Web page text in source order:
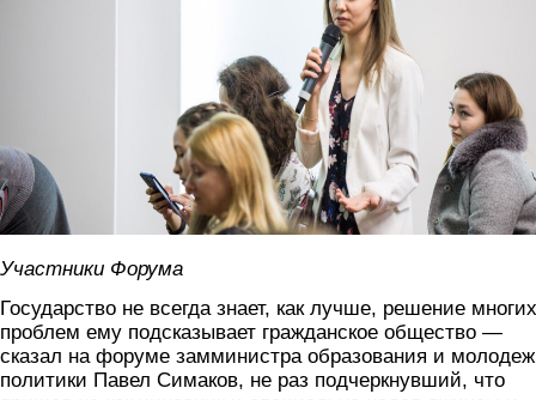
Участники Форума
Государство не всегда знает, как лучше, решение многих
проблем ему подсказывает гражданское общество —
сказал на форуме замминистра образования и
политики Павел Симаков, не раз подчеркнувший, что